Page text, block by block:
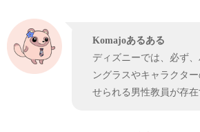
Komajoあるある
ディズニーでは、必ず
ングラスやキャラクタ
せられる男性教員が存在